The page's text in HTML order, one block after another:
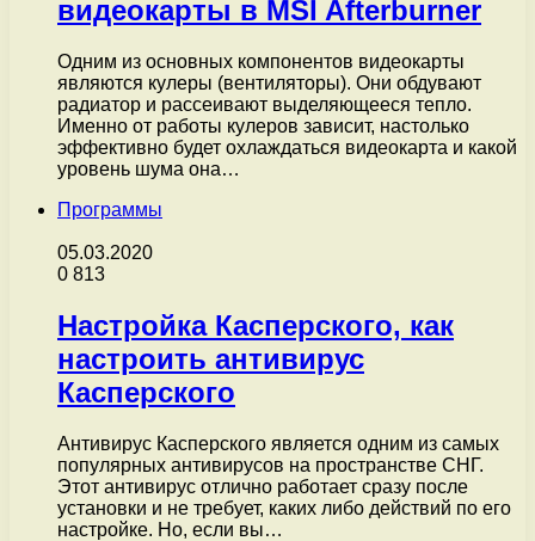
видеокарты в MSI Afterburner
Одним из основных компонентов видеокарты
являются кулеры (вентиляторы). Они обдувают
радиатор и рассеивают выделяющееся тепло.
Именно от работы кулеров зависит, настолько
эффективно будет охлаждаться видеокарта и какой
уровень шума она…
Программы
05.03.2020
0 813
Настройка Касперского, как
настроить антивирус
Касперского
Антивирус Касперского является одним из самых
популярных антивирусов на пространстве СНГ.
Этот антивирус отлично работает сразу после
установки и не требует, каких либо действий по его
настройке. Но, если вы…